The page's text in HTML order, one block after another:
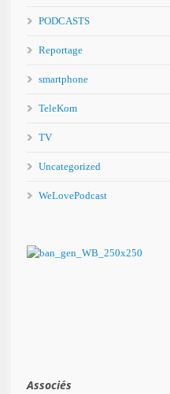
PODCASTS
Reportage
smartphone
TeleKom
TV
Uncategorized
WeLovePodcast
Associés